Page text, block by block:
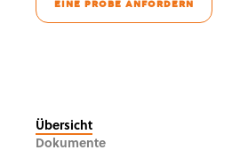
EINE PROBE ANFORDERN
Übersicht
Dokumente